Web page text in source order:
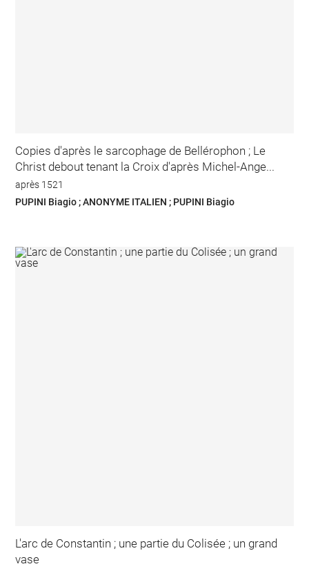
Copies d'après le sarcophage de Bellérophon ; Le
Christ debout tenant la Croix d'après Michel-Ange...
après 1521
PUPINI Biagio ; ANONYME ITALIEN ; PUPINI Biagio
L'arc de Constantin ; une partie du Colisée ; un grand
vase